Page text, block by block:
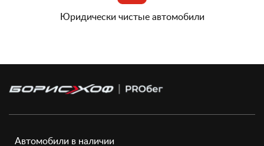
Юридически чистые автомобили
Автомобили в наличии